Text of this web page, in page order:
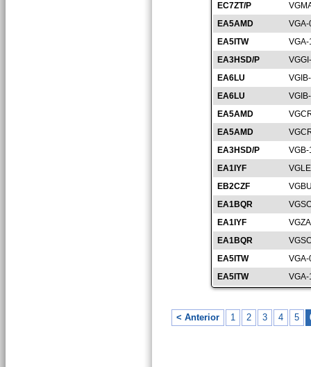
EC7ZT/P
EA5AMD
EA5ITW
EA3HSD/P
EA6LU
EA6LU
EA5AMD
EA5AMD
EA3HSD/P
EA1IYF
EB2CZF
EA1BQR
EA1IYF
EA1BQR
EA5ITW
EA5ITW
VGA-
< Anterior 1 2 3 4 5